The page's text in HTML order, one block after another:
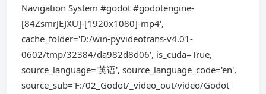
Navigation System #godot #godotengine-
[84ZsmrJEJXU]-[1920x1080]-mp4',
cache_folder='D:/win-pyvideotrans-v4.01-
0602/tmp/32384/da982d8d06', is_cuda=True,
source_language='英语', source_language_code='en',
source_sub='F:/02_Godot/_video_out/video/Godot